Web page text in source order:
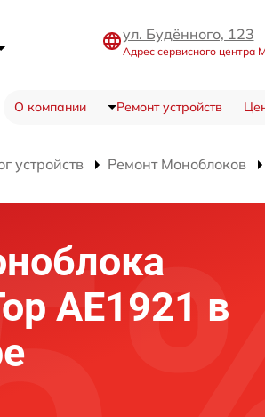
ул. Будённого, 123
Адрес сервисного центра
О компании Ремонт устройств
устройств Ремонт Моноблоков
AE1921 в